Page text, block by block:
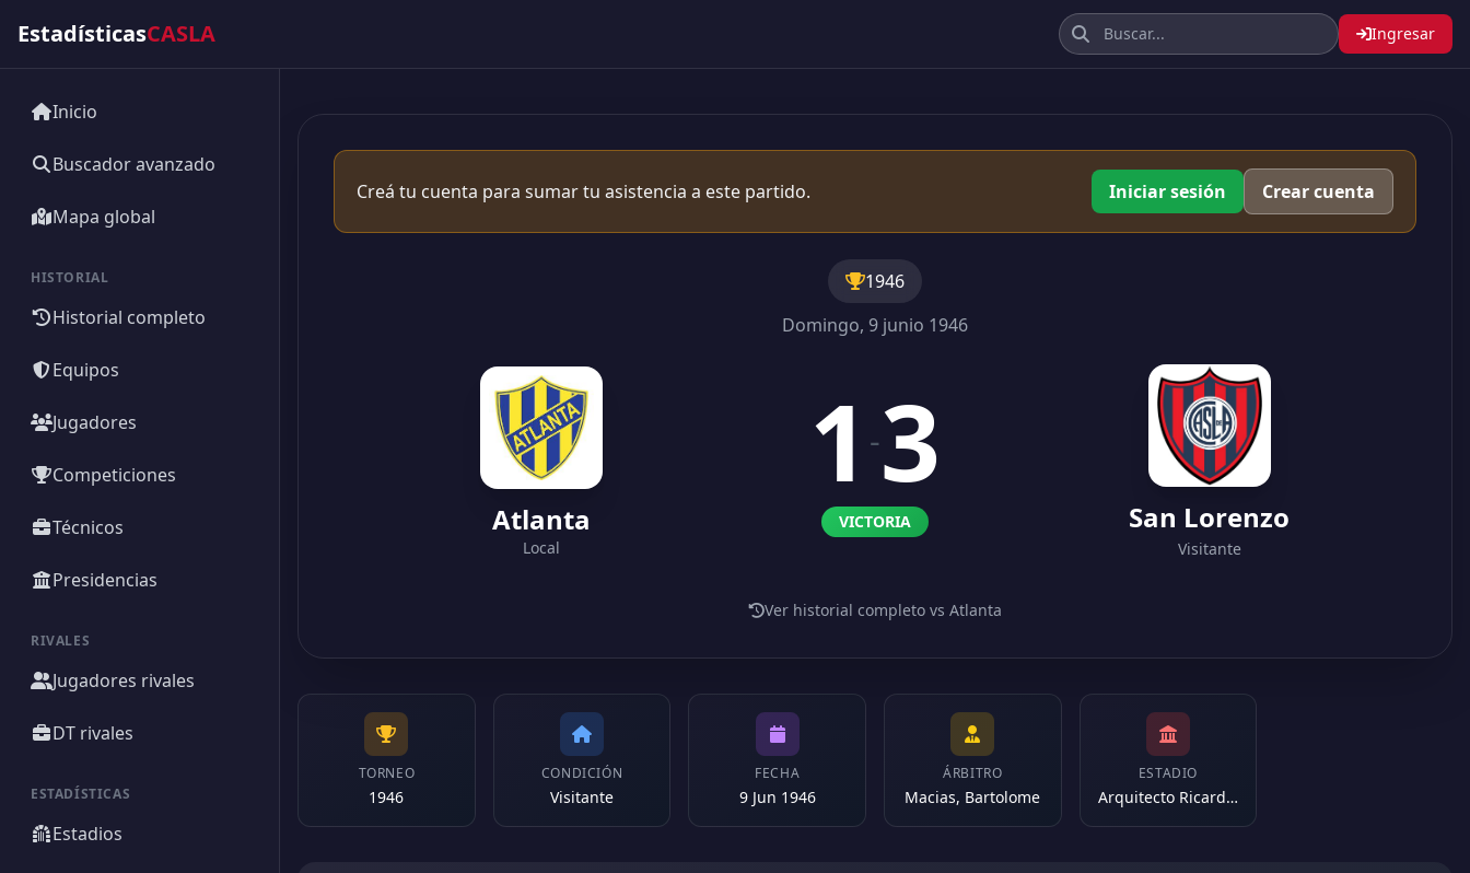
EstadísticasCASLA Ingresar
Inicio
Buscador avanzado
Mapa global
HISTORIAL
Historial completo
Equipos
Jugadores
Competiciones
Técnicos
Presidencias
RIVALES
Jugadores rivales
DT rivales
ESTADÍSTICAS
Estadios
Creá tu cuenta para sumar tu asistencia a este partido. Iniciar sesión Crear cuenta
1946
Domingo, 9 junio 1946
Atlanta
Local
1 -3
VICTORIA San Lorenzo
Visitante
Ver historial completo vs Atlanta
TORNEO
1946
CONDICIÓN
Visitante
FECHA
9 Jun 1946
ÁRBITRO
Macias, Bartolome
ESTADIO
Arquitecto Ricardo Etcheverri (Argentina)